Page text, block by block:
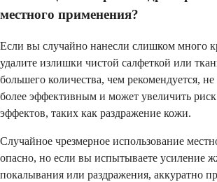
местного применения?
Если вы случайно нанесли слишком много
удалите излишки чистой салфеткой или
большего количества, чем рекомендуется, не
более эффективным и может увеличить
эффектов, таких как раздражение кожи.
Случайное чрезмерное использование
опасно, но если вы испытываете усиление
покалывания или раздражения, аккуратно